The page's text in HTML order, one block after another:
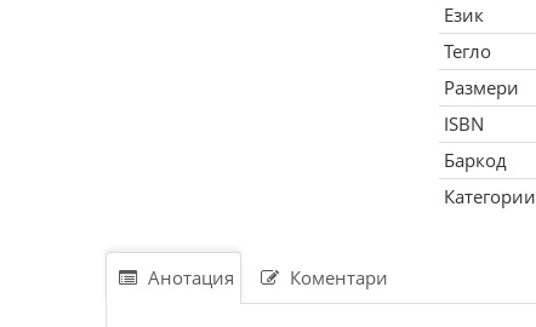
Език
Тегло
Размери
ISBN
Баркод
Категории
Анотация Коментари